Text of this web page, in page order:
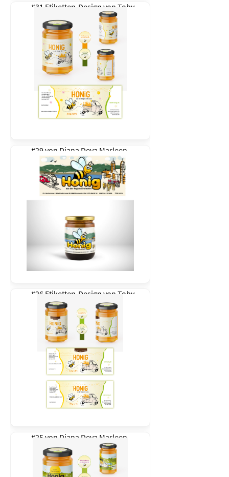
#31 Etiketten-Design von Toby
#29 von Diana Deva Marleen
#26 Etiketten-Design von Toby
#25 von Diana Deva Marleen